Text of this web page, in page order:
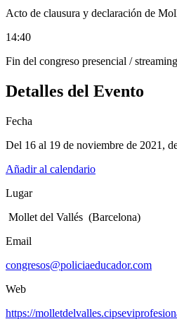
Acto de clausura y declaración de
14:40
Fin del congreso presencial / streaming
Detalles del Evento
Fecha
Del 16 al 19 de noviembre de 2021 ,
Añadir al calendario
Lugar
Mollet del Vallés (Barcelona)
Email
congresos@policiaeducador.com
Web
https://